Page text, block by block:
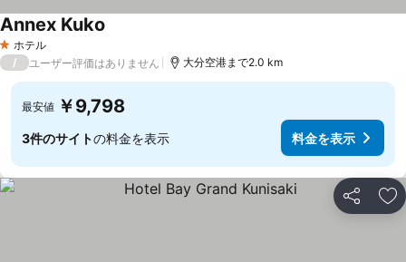
1 ホテルのランク
ホテル
Annex Kuko
/ ユーザー評価はありません 大分空港まで2.0 km
最安値 ￥9,798
3件のサイトの料金を表示 料金を表示
シェア お